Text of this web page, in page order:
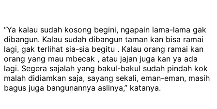
“Ya kalau sudah kosong begini, ngapain lama-lama gak
dibangun. Kalau sudah dibangun taman kan bisa ramai
lagi, gak terlihat sia-sia begitu . Kalau orang ramai kan
orang yang mau mbecak , atau jajan juga kan ya ada
lagi. Segera sajalah yang bakul-bakul sudah pindah kok
malah didiamkan saja, sayang sekali, eman-eman, masih
bagus juga bangunannya aslinya,” katanya.